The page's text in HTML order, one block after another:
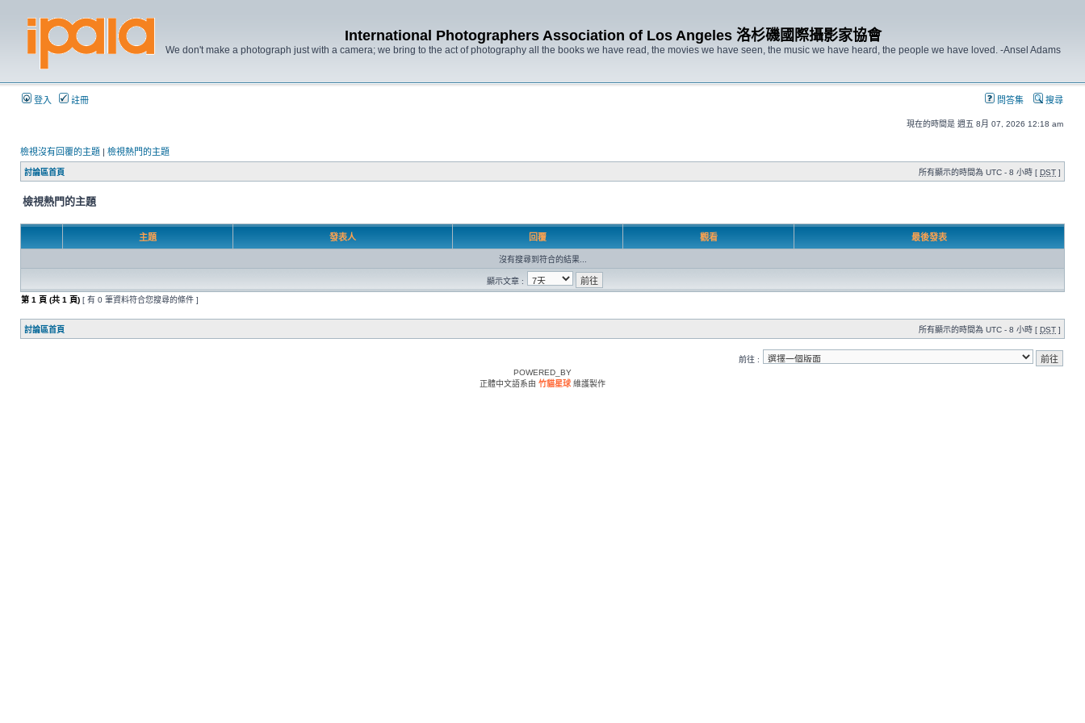
International Photographers Association of Los Angeles 洛杉磯國際攝影家協會
We don't make a photograph just with a camera; we bring to the act of photography all the books we have read, the movies we have seen, the music we have heard, the people we have loved. -Ansel Adams
登入 註冊 問答集 搜尋
現在的時間是 週五 8月 07, 2026 12:18 am
檢視沒有回覆的主題 | 檢視熱門的主題
討論區首頁 所有顯示的時間為 UTC - 8 小時 [ DST ]
檢視熱門的主題
主題 發表人 回覆 觀看 最後發表
沒有搜尋到符合的結果...
顯示文章 :
第 1 頁 (共 1 頁) [ 有 0 筆資料符合您搜尋的條件 ]
討論區首頁 所有顯示的時間為 UTC - 8 小時 [ DST ]
前往 :
POWERED_BY
正體中文語系由 竹貓星球 維護製作